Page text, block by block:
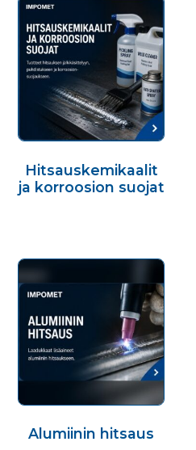
Hitsauskemikaalit
ja korroosion suojat
Alumiinin hitsaus